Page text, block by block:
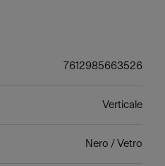
7612985663526
Verticale
Nero / Vetro